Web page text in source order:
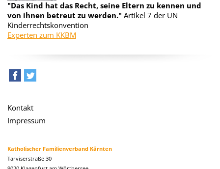
"Das Kind hat das Recht, seine Eltern zu kennen und
von ihnen betreut zu werden." Artikel 7 der UN
Kinderrechtskonvention
Experten zum KKBM
Kontakt
Impressum
Katholischer Familienverband Kärnten
Tarviserstraße 30